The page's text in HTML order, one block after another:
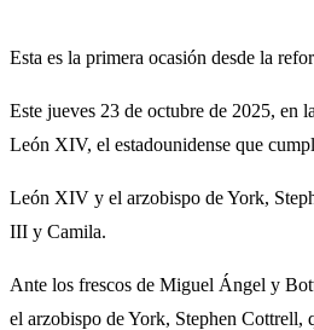
Esta es la primera ocasión desde la
Este jueves 23 de octubre de 2025,
León XIV, el estadounidense que
León XIV y el arzobispo de York,
III y Camila.
Ante los frescos de Miguel Ángel y
el arzobispo de York, Stephen Cottrell,